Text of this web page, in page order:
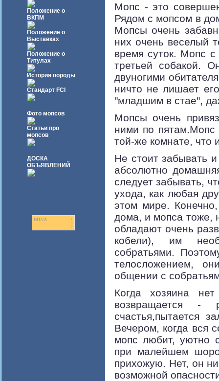
Положение о
ВКПМ
Положение о
Выставках
Положение о
Титулах
История породы
Стандарт FCI
Фото мопсов
Статьи про
мопсов
ДОСКА
ОБЪЯВЛЕНИЙ
HIT.UA
1
5
7
Мопс - это
Рядом с мопсом в
Мопсы очень
них очень веселый
время суток. Мопс
третьей собакой.
двуногими
ничто не лишает
"младшим в стае",
Мопсы очень
ними по пятам.Мопс
той-же комнате, что
Не стоит забывать
абсолютно
следует забывать,
ухода, как любая
этом мире.
дома, и мопса тоже,
обладают очень
кобели), им
собратьями.
телосложением,
общении с
Когда хозяина
возвращается -
счастья,пытается
Вечером, когда вся
мопс любит, уютно
при малейшем
прихожую. Нет, он
возможной